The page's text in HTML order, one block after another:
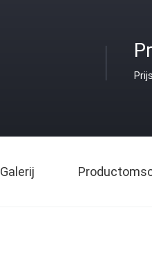
Galerij